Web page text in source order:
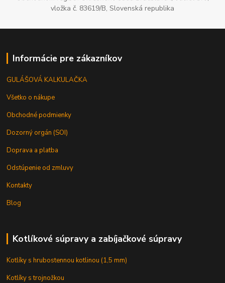
vložka č. 83619/B, Slovenská republika
Informácie pre zákazníkov
GULÁŠOVÁ KALKULAČKA
Všetko o nákupe
Obchodné podmienky
Dozorný orgán (SOI)
Doprava a platba
Odstúpenie od zmluvy
Kontakty
Blog
Kotlíkové súpravy a zabíjačkové súpravy
Kotlíky s hrubostennou kotlinou (1,5 mm)
Kotlíky s trojnožkou